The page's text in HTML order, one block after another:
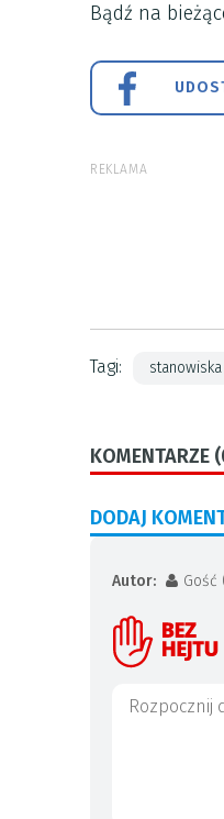
Bądź na
REKLAMA
Tagi: stanowiska
KOMENTARZE
DODAJ
Autor: Gość